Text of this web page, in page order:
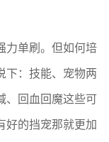
力单刷。但如何培
下：技能、宠物两
、回血回魔这些可
好的挡宠那就更加